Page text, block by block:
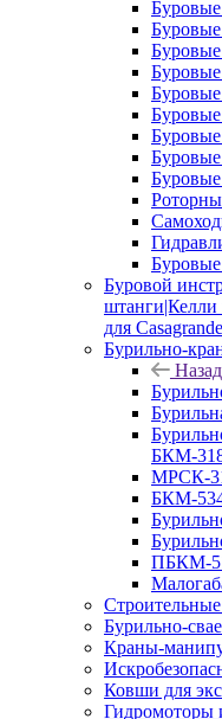
Буровой
штанги|Келли
для
Бурильно-
Назад
БКМ-
МРСК-
БКМ-
ПБКМ-
Бурильно-
Краны-
Ковши для
Гидромоторы